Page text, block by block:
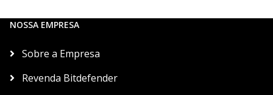
NOSSA EMPRESA
Sobre a Empresa
Revenda Bitdefender